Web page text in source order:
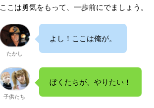
ここは勇気をもって、一歩前にでましょう。
たかし
よし！ここは俺が。
子供たち
ぼくたちが、やりたい！